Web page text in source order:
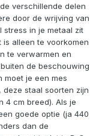
verschillende delen
door de wrijving van
stress in je metaal zit
alleen te voorkomen
te verwarmen en
de beschouwing
moet je een mes
staal soorten zijn
4 cm breed). Als je
goede optie (ja 440
dan de